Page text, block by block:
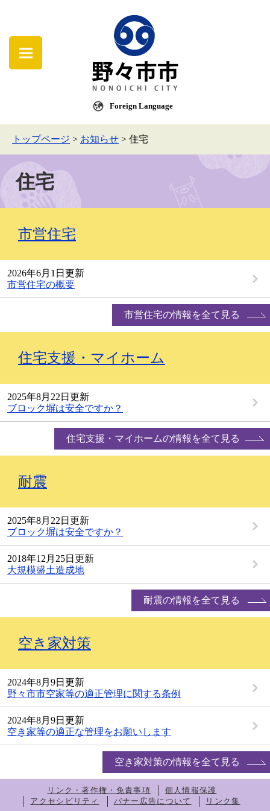
Foreign Language
トップページ > お知らせ > 住宅
住宅
市営住宅
2026年6月1日更新
市営住宅の概要
市営住宅の情報を全て見る
住宅支援・マイホーム
2025年8月22日更新
ブロック塀は安全ですか？
住宅支援・マイホームの情報を全て見る
耐震
2025年8月22日更新
ブロック塀は安全ですか？
2018年12月25日更新
大規模盛土造成地
耐震の情報を全て見る
空き家対策
2024年8月9日更新
野々市市空家等の適正管理に関する条例
2024年8月9日更新
空き家等の適正な管理をお願いします
空き家対策の情報を全て見る
リンク・著作権・免責事項
個人情報保護
アクセシビリティ
バナー広告について リンク集